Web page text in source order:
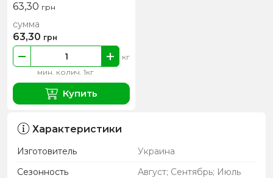
63,30 грн
мин. колич. 1кг
кг
сумма
63,30 грн
Купить
Характеристики
Изготовитель
Украина
Сезонность
Август; Сентябрь; Июль